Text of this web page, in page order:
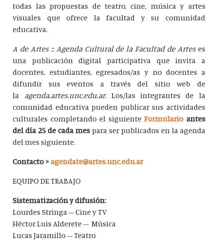
todas las propuestas de teatro, cine, música y artes
visuales que ofrece la facultad y su comunidad
educativa.
A de Artes :: Agenda Cultural de la Facultad de Arteses
una publicación digital participativa que invita a
docentes, estudiantes, egresados/as y no docentes a
difundir sus eventos a través del sitio web de
la agenda.artes.unc.edu.ar. Los/las integrantes de la
comunidad educativa pueden publicar sus actividades
culturales completando el siguienteFormulario antes
del día 25 de cada mes para ser publicados en la agenda
del mes siguiente.
Contacto >agendate@artes.unc.edu.ar
EQUIPO DE TRABAJO
Sistematización y difusión:
Lourdes Stringa – Cine y TV
Héctor Luis Alderete – Música
Lucas Jaramillo – Teatro